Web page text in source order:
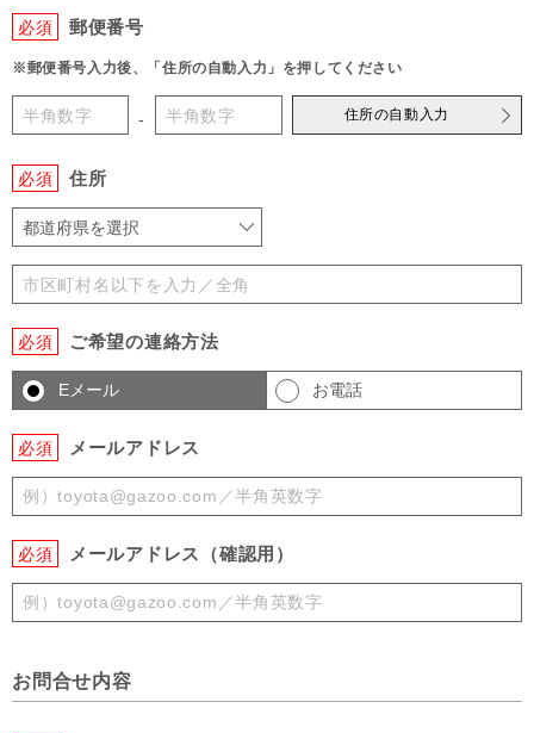
必須 郵便番号
※郵便番号入力後、「住所の自動入力」を押してください
- 住所の自動入力
必須 住所
都道府県を選択
必須 ご希望の連絡方法
Eメール お電話
必須 メールアドレス
必須 メールアドレス（確認用）
お問合せ内容